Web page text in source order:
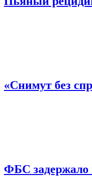
«Снимут без
ФБС задержало